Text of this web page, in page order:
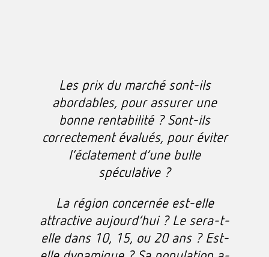
Les prix du marché sont-ils
abordables, pour assurer une
bonne rentabilité ? Sont-ils
correctement évalués, pour éviter
l’éclatement d’une bulle
spéculative ?
La région concernée est-elle
attractive aujourd’hui ? Le sera-t-
elle dans 10, 15, ou 20 ans ? Est-